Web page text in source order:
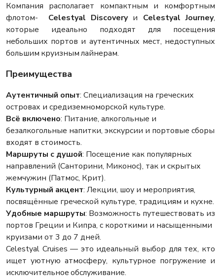
Компания располагает компактным и комфортным
флотом- Celestyal Discoveryи Celestyal Journey,
которые идеально подходят для посещения
небольших портов и аутентичных мест, недоступных
большим круизным лайнерам.
Преимущества
Аутентичный опыт: Специализация на греческих
островах и средиземноморской культуре.
Всё включено: Питание, алкогольные и
безалкогольные напитки, экскурсии и портовые сборы
входят в стоимость.
Маршруты с душой: Посещение как популярных
направлений (Санторини, Миконос), так и скрытых
жемчужин (Патмос, Крит).
Культурный акцент: Лекции, шоу и мероприятия,
посвящённые греческой культуре, традициям и кухне.
Удобные маршруты: Возможность путешествовать из
портов Греции и Кипра, с короткими и насыщенными
круизами от 3 до 7 дней.
Celestyal Cruises — это идеальный выбор для тех, кто
ищет уютную атмосферу, культурное погружение и
исключительное обслуживание.